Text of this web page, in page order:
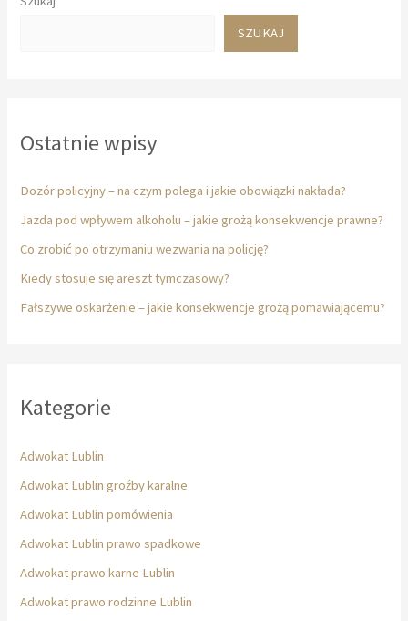
a
SZUKAJ
Ostatnie wpisy
Dozór policyjny – na czym polega i jakie obowiązki nakłada?
Jazda pod wpływem alkoholu – jakie grożą konsekwencje prawne?
Co zrobić po otrzymaniu wezwania na policję?
Kiedy stosuje się areszt tymczasowy?
Fałszywe oskarżenie – jakie konsekwencje grożą pomawiającemu?
Kategorie
Adwokat Lublin
Adwokat Lublin groźby karalne
Adwokat Lublin pomówienia
Adwokat Lublin prawo spadkowe
Adwokat prawo karne Lublin
Adwokat prawo rodzinne Lublin